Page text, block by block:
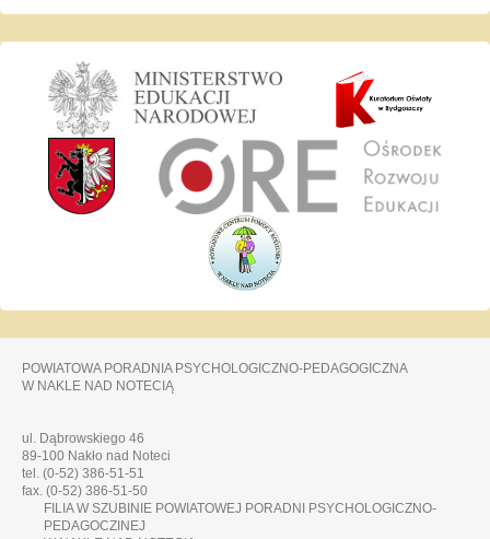
POWIATOWA PORADNIA PSYCHOLOGICZNO-PEDAGOGICZNA
W NAKLE NAD NOTECIĄ
ul. Dąbrowskiego 46
89-100 Nakło nad Noteci
tel. (0-52) 386-51-51
fax. (0-52) 386-51-50
FILIA W SZUBINIE POWIATOWEJ PORADNI PSYCHOLOGICZNO-
PEDAGOCZINEJ